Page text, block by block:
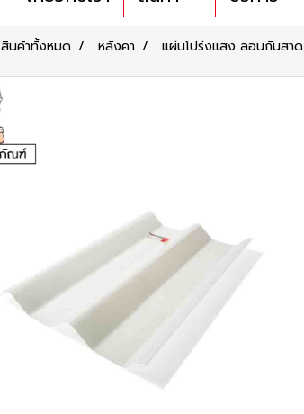
สินค้าทั้งหมด หลังคา แผ่นโปร่งแสง ลอนกันสาด